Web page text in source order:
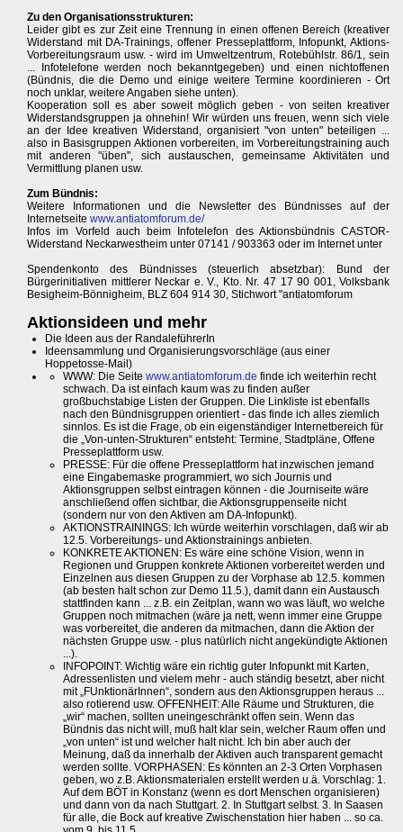
Zu den Organisationsstrukturen:
Leider gibt es zur Zeit eine Trennung in einen offenen Bereich (kreativer
Widerstand mit DA-Trainings, offener Presseplattform, Infopunkt, Aktions-
Vorbereitungsraum usw. - wird im Umweltzentrum, Rotebühlstr. 86/1, sein
... Infotelefone werden noch bekanntgegeben) und einen nichtoffenen
(Bündnis, die die Demo und einige weitere Termine koordinieren - Ort
noch unklar, weitere Angaben siehe unten).
Kooperation soll es aber soweit möglich geben - von seiten kreativer
Widerstandsgruppen ja ohnehin! Wir würden uns freuen, wenn sich viele
an der Idee kreativen Widerstand, organisiert "von unten" beteiligen ...
also in Basisgruppen Aktionen vorbereiten, im Vorbereitungstraining auch
mit anderen "üben", sich austauschen, gemeinsame Aktivitäten und
Vermittlung planen usw.
Zum Bündnis:
Weitere Informationen und die Newsletter des Bündnisses auf der
Internetseite www.antiatomforum.de/
Infos im Vorfeld auch beim Infotelefon des Aktionsbündnis CASTOR-
Widerstand Neckarwestheim unter 07141 / 903363 oder im Internet unter
Spendenkonto des Bündnisses (steuerlich absetzbar): Bund der
Bürgerinitiativen mittlerer Neckar e. V., Kto. Nr. 47 17 90 001, Volksbank
Besigheim-Bönnigheim, BLZ 604 914 30, Stichwort "antiatomforum
Aktionsideen und mehr
Die Ideen aus der RandaleführerIn
Ideensammlung und Organisierungsvorschläge (aus einer
Hoppetosse-Mail)
WWW: Die Seite www.antiatomforum.de finde ich weiterhin recht
schwach. Da ist einfach kaum was zu finden außer
großbuchstabige Listen der Gruppen. Die Linkliste ist ebenfalls
nach den Bündnisgruppen orientiert - das finde ich alles ziemlich
sinnlos. Es ist die Frage, ob ein eigenständiger Internetbereich für
die „Von-unten-Strukturen“ entsteht: Termine, Stadtpläne, Offene
Presseplattform usw.
PRESSE: Für die offene Presseplattform hat inzwischen jemand
eine Eingabemaske programmiert, wo sich Journis und
Aktionsgruppen selbst eintragen können - die Journiseite wäre
anschließend offen sichtbar, die Aktionsgruppenseite nicht
(sondern nur von den Aktiven am DA-Infopunkt).
AKTIONSTRAININGS: Ich würde weiterhin vorschlagen, daß wir ab
12.5. Vorbereitungs- und Aktionstrainings anbieten.
KONKRETE AKTIONEN: Es wäre eine schöne Vision, wenn in
Regionen und Gruppen konkrete Aktionen vorbereitet werden und
Einzelnen aus diesen Gruppen zu der Vorphase ab 12.5. kommen
(ab besten halt schon zur Demo 11.5.), damit dann ein Austausch
stattfinden kann ... z.B. ein Zeitplan, wann wo was läuft, wo welche
Gruppen noch mitmachen (wäre ja nett, wenn immer eine Gruppe
was vorbereitet, die anderen da mitmachen, dann die Aktion der
nächsten Gruppe usw. - plus natürlich nicht angekündigte Aktionen
...).
INFOPOINT: Wichtig wäre ein richtig guter Infopunkt mit Karten,
Adressenlisten und vielem mehr - auch ständig besetzt, aber nicht
mit „FUnktionärInnen“, sondern aus den Aktionsgruppen heraus ...
also rotierend usw. OFFENHEIT: Alle Räume und Strukturen, die
„wir“ machen, sollten uneingeschränkt offen sein. Wenn das
Bündnis das nicht will, muß halt klar sein, welcher Raum offen und
„von unten“ ist und welcher halt nicht. Ich bin aber auch der
Meinung, daß da innerhalb der Aktiven auch transparent gemacht
werden sollte. VORPHASEN: Es könnten an 2-3 Orten Vorphasen
geben, wo z.B. Aktionsmaterialen erstellt werden u.ä. Vorschlag: 1.
Auf dem BÖT in Konstanz (wenn es dort Menschen organisieren)
und dann von da nach Stuttgart. 2. In Stuttgart selbst. 3. In Saasen
für alle, die Bock auf kreative Zwischenstation hier haben ... so ca.